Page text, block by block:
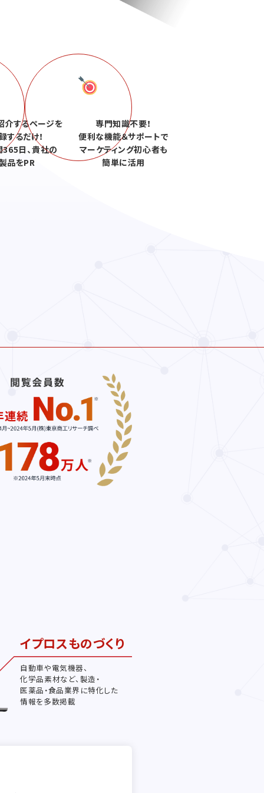
介するページを
するだけ！
日、貴社の
品をPR
専門知識不要！
便利な機能＆サポートで
マーケティング初心者も
簡単に活用
イプロスものづくり
自動車や電気機器、
化学品素材など、製造・
医薬品・食品業界に特化した
情報を多数掲載